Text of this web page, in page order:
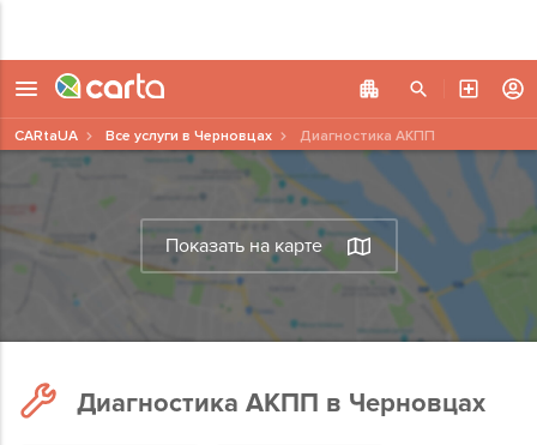
Показать на карте
CARtaUA Все услуги в Черновцах Диагностика АКПП
Диагностика АКПП в Черновцах